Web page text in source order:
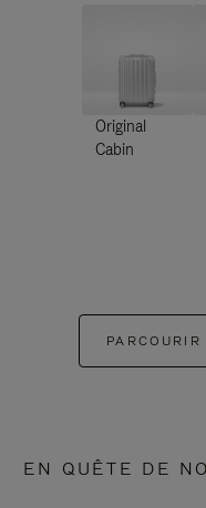
Original
Cabin
EN QUÊTE DE